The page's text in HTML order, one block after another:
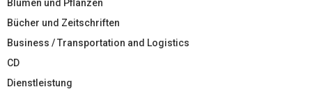
Blumen und Pflanzen
Bücher und Zeitschriften
Business / Transportation and Logistics
CD
Dienstleistung